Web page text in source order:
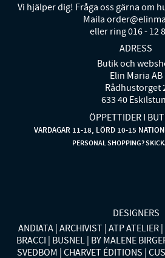
Vi hjälper dig! Fråga oss gärna om
Maila
eller ring 016 - 12
ADRESS
Butik och
Elin Maria AB
Rådhustorget
633 40
ÖPPETTIDER I
VARDAGAR 11-18, LÖRD 10-15
PERSONAL SHOPPING?
DESIGNERS
ANDIATA ARCHIVIST ATP ATELIER
BRACCI BUSNEL BY MALENE
SVEDBOM CHARVET ÉDITIONS